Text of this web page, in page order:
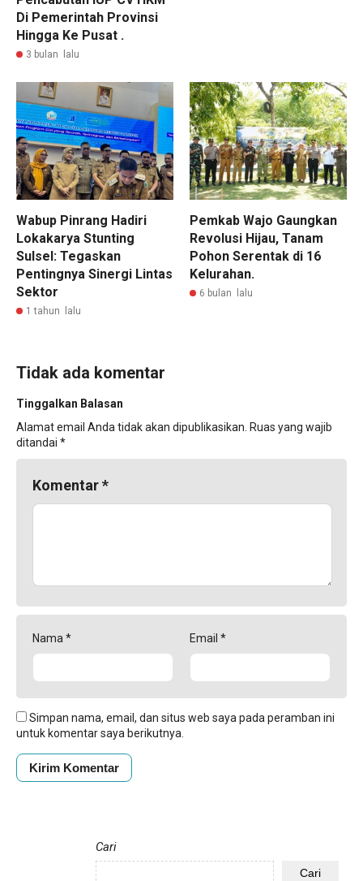
Di Pemerintah Provinsi
Hingga Ke Pusat .
3 bulan lalu
Wabup Pinrang Hadiri
Lokakarya Stunting
Sulsel: Tegaskan
Pentingnya Sinergi Lintas
Sektor
1 tahun lalu
Pemkab Wajo Gaungkan
Revolusi Hijau, Tanam
Pohon Serentak di 16
Kelurahan.
6 bulan lalu
Tidak ada komentar
Tinggalkan Balasan
Alamat email Anda tidak akan dipublikasikan. Ruas yang wajib
ditandai *
Komentar*
Nama * Email *
Simpan nama, email, dan situs web saya pada peramban ini
untuk komentar saya berikutnya.
Cari
Cari